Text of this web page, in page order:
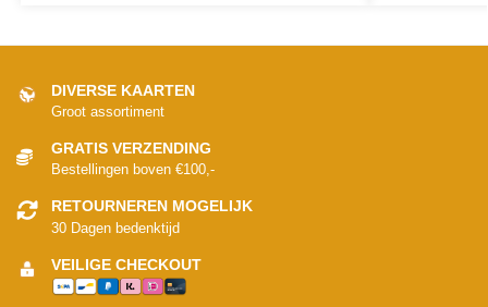
DIVERSE KAARTEN
Groot assortiment
GRATIS VERZENDING
Bestellingen boven €100,-
RETOURNEREN MOGELIJK
30 Dagen bedenktijd
VEILIGE CHECKOUT